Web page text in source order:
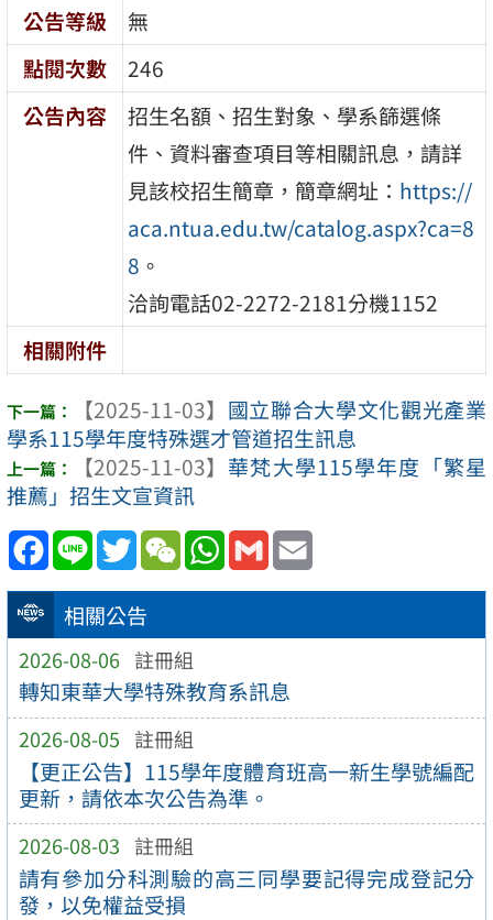
相關公告
2026-08-06 註冊組
轉知東華大學特殊教育系訊息
2026-08-05 註冊組
【更正公告】115學年度體育班高一新生學號編配
更新，請依本次公告為準。
2026-08-03 註冊組
請有參加分科測驗的高三同學要記得完成登記分
發，以免權益受損
公告等級
無
點閱次數
246
公告內容
招生名額、招生對象、學系篩選條
件、資料審查項目等相關訊息，請詳
見該校招生簡章，簡章網址： https://
aca.ntua.edu.tw/catalog.aspx?ca=8
8 。
洽詢電話02-2272-2181分機1152
相關附件
【2025-11-03】 國立聯合大學文化觀光產業
學系115學年度特殊選才管道招生訊息
【2025-11-03】 華梵大學115學年度「繁星
推薦」招生文宣資訊
Facebook
Line TwitterWeChatWhatsApp
Gmail